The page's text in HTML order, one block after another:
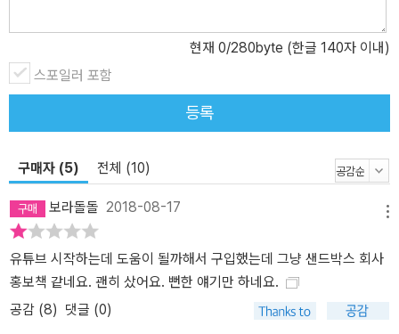
터들이었다. 이처럼 크리에이터들은 유명 ‘셀럽’보다 더 깊게 닿아 있
으며, 인기인을 넘어 콘텐츠 산업과 그것을 소비하는 이들에게 상당
한 영향력을 미치는 ‘인플루언서’로 대두된다. 이제 유튜브라는 플랫
폼은 단순히 재미와 흥미를 끄는 콘텐츠를 모아놓은 곳이 아닌, 우리
역할을 하고 있는 것이다. 2000년대 이후 태생, 소위 Z세대라 불리는
이들은 기존 세대와는 현저히 다른 디지털 환경에서 살고 있다. 태어
날 때부터 휴대폰과 친숙하고, 글보다는 동영상이 익숙하다. 부모님
들은 모르는 것이 있으면 무조건 초록 검색창을 찾지만 이들은 유튜
브로 향한다. 굉장히 개인화되어 있지만 혼자 있으면서도 누군가와
함께 즐거움을 느끼고 싶어 하고, 누군가 내 고민을 들어주고 함께 소
통하기를 원한다. 그렇기에 크리에이터들이 던지는 말 한마디에 웃
현재 0/280byte (한글 140자 이내)
스포일러 포함
등록
구매자 (5) 전체 (10)
보라돌돌 2018-08-17
유튜브 시작하는데 도움이 될까해서 구입했는데 그냥 샌드박스 회사
홍보책 같네요. 괜히 샀어요. 뻔한 얘기만 하네요.
공감 (8) 댓글 (0)